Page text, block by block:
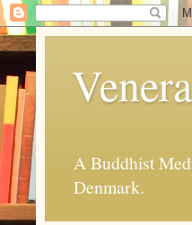
A Buddhist
Denmark.